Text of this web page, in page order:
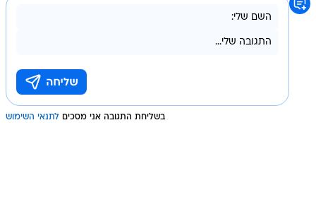
בשליחת התגובה אני מסכים לתנאי השימוש